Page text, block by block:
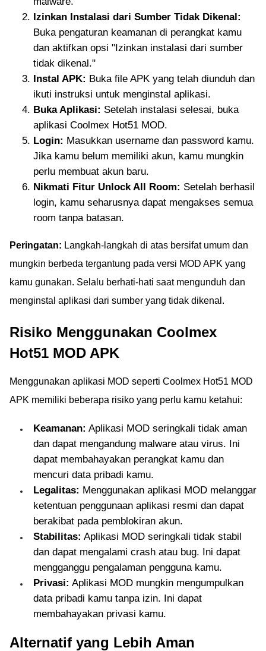
Izinkan Instalasi dari Sumber Tidak Dikenal:
Buka pengaturan keamanan di perangkat kamu
dan aktifkan opsi "Izinkan instalasi dari sumber
tidak dikenal."
Instal APK: Buka file APK yang telah diunduh dan
ikuti instruksi untuk menginstal aplikasi.
Buka Aplikasi: Setelah instalasi selesai, buka
aplikasi Coolmex Hot51 MOD.
Login: Masukkan username dan password kamu.
Jika kamu belum memiliki akun, kamu mungkin
perlu membuat akun baru.
Nikmati Fitur Unlock All Room: Setelah berhasil
login, kamu seharusnya dapat mengakses semua
room tanpa batasan.
Peringatan: Langkah-langkah di atas bersifat umum dan
mungkin berbeda tergantung pada versi MOD APK yang
kamu gunakan. Selalu berhati-hati saat mengunduh dan
menginstal aplikasi dari sumber yang tidak dikenal.
Risiko Menggunakan Coolmex
Hot51 MOD APK
Menggunakan aplikasi MOD seperti Coolmex Hot51 MOD
APK memiliki beberapa risiko yang perlu kamu ketahui:
Keamanan: Aplikasi MOD seringkali tidak aman
dan dapat mengandung malware atau virus. Ini
dapat membahayakan perangkat kamu dan
mencuri data pribadi kamu.
Legalitas: Menggunakan aplikasi MOD melanggar
ketentuan penggunaan aplikasi resmi dan dapat
berakibat pada pemblokiran akun.
Stabilitas: Aplikasi MOD seringkali tidak stabil
dan dapat mengalami crash atau bug. Ini dapat
mengganggu pengalaman pengguna kamu.
Privasi: Aplikasi MOD mungkin mengumpulkan
data pribadi kamu tanpa izin. Ini dapat
membahayakan privasi kamu.
Alternatif yang Lebih Aman